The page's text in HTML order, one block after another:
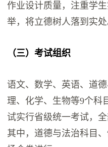
作业设计质量，注重学
举，将立德树人落到实处
（三）考试组织
语文、数学、英语、道
理、化学、生物等9个科
试实行省级统一考试，
其中，道德与法治科目